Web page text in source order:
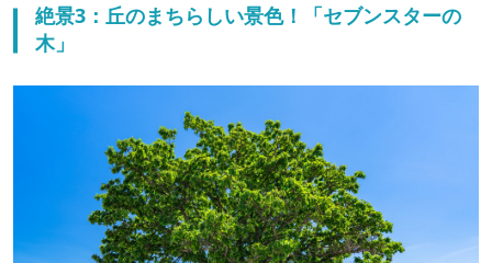
絶景3：丘のまちらしい景色！「セブンスターの
木」